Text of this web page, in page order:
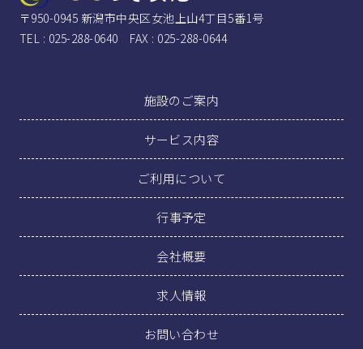
〒950-0945 新潟市中央区女池上山4丁目5番1号
TEL : 025-288-0640 FAX : 025-288-0644
施設のご案内
サービス内容
ご利用について
行事予定
会社概要
求人情報
お問い合わせ